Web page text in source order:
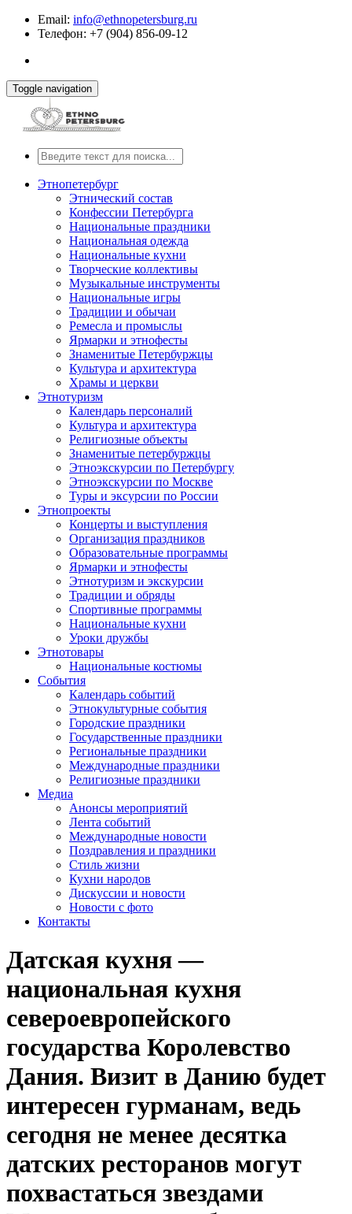
Email: info@ethnopetersburg.ru
Телефон: +7 (904) 856-09-12
Toggle navigation
Этнопетербург
Этнический состав
Конфессии Петербурга
Национальные праздники
Национальная одежда
Национальные кухни
Творческие коллективы
Музыкальные инструменты
Национальные игры
Традиции и обычаи
Ремесла и промыслы
Ярмарки и этнофесты
Знаменитые Петербуржцы
Культура и архитектура
Храмы и церкви
Этнотуризм
Календарь персоналий
Культура и архитектура
Религиозные объекты
Знаменитые петербуржцы
Этноэкскурсии по Петербургу
Этноэкскурсии по Москве
Туры и эксурсии по России
Этнопроекты
Концерты и выступления
Организация праздников
Образовательные программы
Ярмарки и этнофесты
Этнотуризм и экскурсии
Традиции и обряды
Спортивные программы
Национальные кухни
Уроки дружбы
Этнотовары
Национальные костюмы
События
Календарь событий
Этнокультурные события
Городские праздники
Государственные праздники
Региональные праздники
Международные праздники
Религиозные праздники
Медиа
Анонсы мероприятий
Лента событий
Международные новости
Поздравления и праздники
Cтиль жизни
Кухни народов
Дискуссии и новости
Новости с фото
Контакты
Датская кухня —
национальная кухня
североевропейского
государства Королевство
Дания. Визит в Данию будет
интересен гурманам, ведь
сегодня не менее десятка
датских ресторанов могут
похвастаться звездами